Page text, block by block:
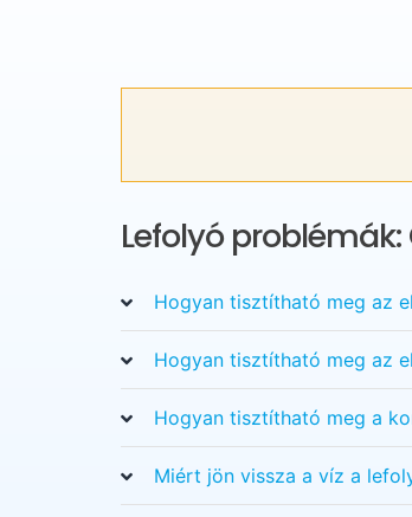
Lefolyó
Hogyan tisztítható meg az
Hogyan tisztítható meg az
Hogyan tisztítható meg a
Miért jön vissza a víz a